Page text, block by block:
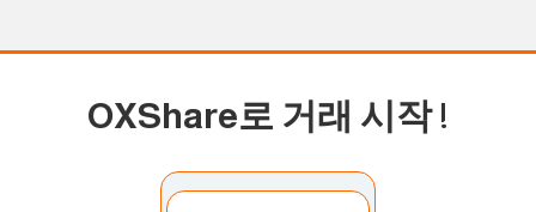
OXShare로 거래 시작!